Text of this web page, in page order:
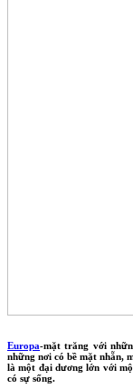
Europa-mặt trăng với
những nơi có bề mặt nhẵn,
là một đại dương lớn với
có sự sống.